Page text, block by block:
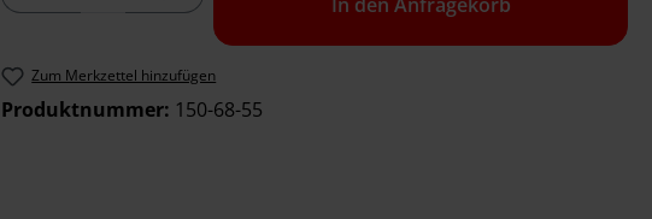
Zum Merkzettel hinzufügen
Produktnummer: 150-68-55